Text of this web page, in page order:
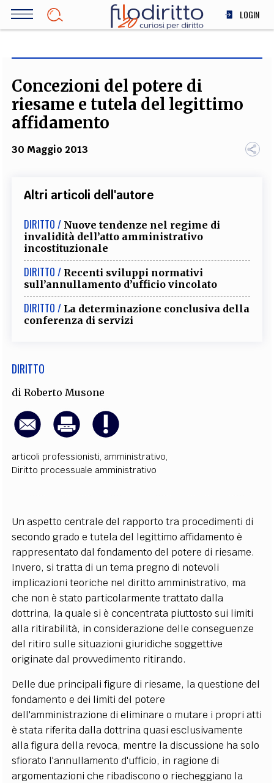
Salta
LOGIN
SOCIETÀ
MEDICINA
TEAM
FILODIRITTO REDAZIONE COMITATO SCIENTIFICO AUTORI
FOTOGRAFI
PARTNER
EXTRA
CODICI RUBRICHE LIBRI PROCEEDINGS PUBBLICITÀ CONTATTI
Concezioni del potere di
riesame e tutela del legittimo
affidamento
30 Maggio 2013
Altri articoli dell'autore
DIRITTO / Nuove tendenze nel regime di
invalidità dell’atto amministrativo
incostituzionale
DIRITTO / Recenti sviluppi normativi
sull’annullamento d’ufficio vincolato
DIRITTO / La determinazione conclusiva della
conferenza di servizi
DIRITTO
diRoberto Musone
articoli professionisti, amministrativo,
Diritto processuale amministrativo
Un aspetto centrale del rapporto tra procedimenti di
secondo grado e tutela del legittimo affidamento è
rappresentato dal fondamento del potere di riesame.
Invero, si tratta di un tema pregno di notevoli
implicazioni teoriche nel diritto amministrativo, ma
che non è stato particolarmente trattato dalla
dottrina, la quale si è concentrata piuttosto sui limiti
alla ritirabilità, in considerazione delle conseguenze
del ritiro sulle situazioni giuridiche soggettive
originate dal provvedimento ritirando.
Delle due principali figure di riesame, la questione del
fondamento e dei limiti del potere
dell'amministrazione di eliminare o mutare i propri atti
è stata riferita dalla dottrina quasi esclusivamente
alla figura della revoca, mentre la discussione ha solo
sfiorato l'annullamento d'ufficio, in ragione di
argomentazioni che ribadiscono o riecheggiano la